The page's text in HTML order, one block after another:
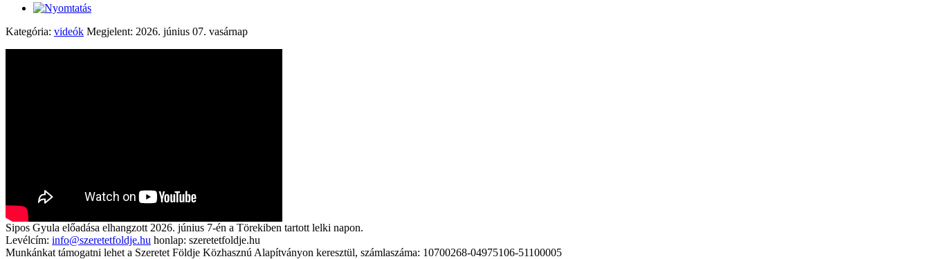
Kategória: videók Megjelent: 2026. június 07. vasárnap
Sipos Gyula előadása elhangzott 2026. június 7-én a Törekiben tartott lelki napon.
Levélcím: info@szeretetfoldje.hu honlap: szeretetfoldje.hu
Munkánkat támogatni lehet a Szeretet Földje Közhasznú Alapítványon keresztül, számlaszáma: 10700268-04975106-51100005